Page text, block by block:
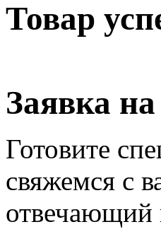
Товар
Заявка
Готовите
свяжемся с
отвечающий